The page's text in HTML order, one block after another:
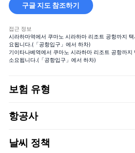
구글 지도 참조하기
접근 정보
시라하마역에서 쿠마노 시라하마 리조트 공항까지
요됩니다.(「공항입구」에서 하차)
기이타나베역에서 쿠마노 시라하마 리조트 공항까
소요됩니다.(「공항입구」에서 하차)
보험 유형
항공사
가가 에어로 시스템 주식회사
날씨 정책